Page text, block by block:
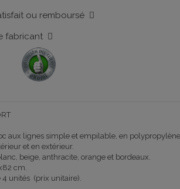
ou remboursé
fabricant
aux lignes simple et empilable, en
et en extérieur.
beige, anthracite, orange et bordeaux.
cm.
4 unités (prix unitaire).